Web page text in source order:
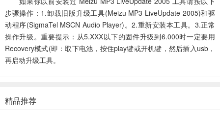
步骤操作：1.卸载旧版升级工具(Meizu MP3 LiveUpdate 2005)和驱
动程序(SigmaTel MSCN Audio Player)。2.重新安装本工具。3.正常
操作升级。重要提示：从5.XXX以下的固件升级到6.000时一定要用
Recovery模式(即：取下电池，按住play键或开机键，然后插入usb，
再启动升级工具。
精品推荐